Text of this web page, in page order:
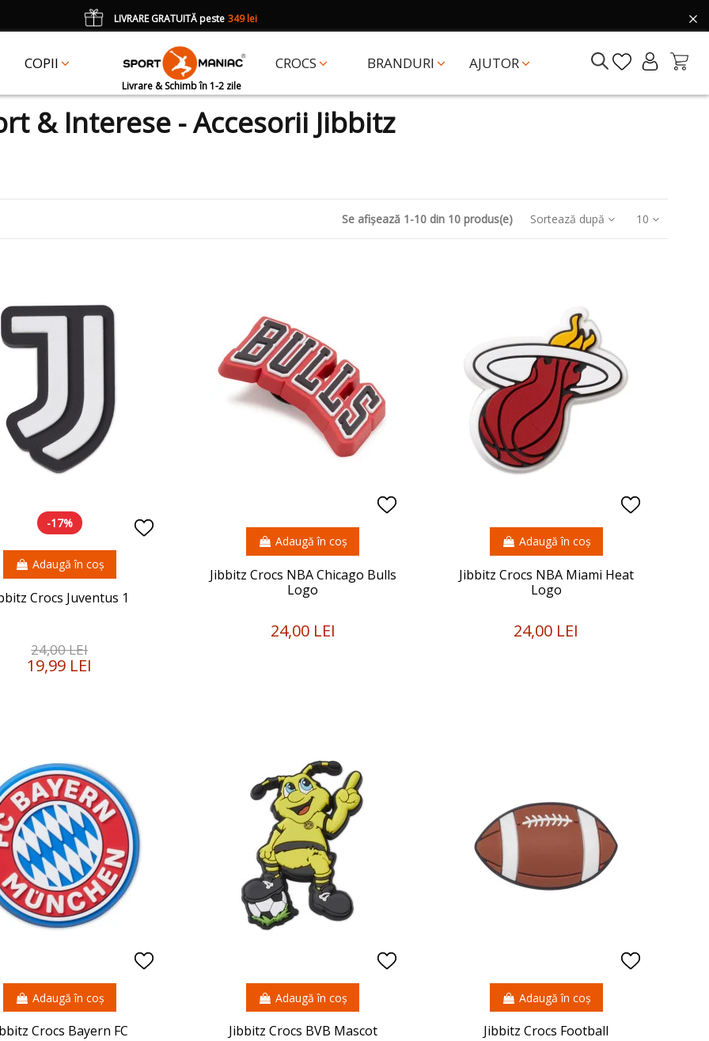
COPII CROCS BRANDURI AJUTOR
Livrare & Schimb în 1-2 zile
LIVRARE GRATUITĂ peste 349 lei
CADOUun accesoriu Crocs Jibbitz în val. de 25 lei cu codul: JIBBITZ
& Interese - Accesorii Jibbitz
Se afișează 1-10 din 10 produs(e) Sortează după 10
-17%
Crocs Juventus 1
24,00 LEI
19,99 LEI
Adaugă în coș
Jibbitz Crocs NBA Chicago Bulls
Logo
24,00 LEI
Adaugă în coș
Jibbitz Crocs NBA Miami Heat
Logo
24,00 LEI
Adaugă în coș
Crocs Bayern FC
Adaugă în coș
Jibbitz Crocs BVB Mascot
Adaugă în coș
Jibbitz Crocs Football
Adaugă în coș